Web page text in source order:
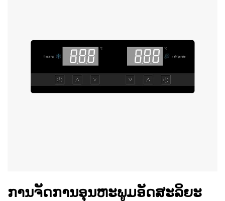
ການຈັດການອຸນຫະພູມອັດສະລິຍະ